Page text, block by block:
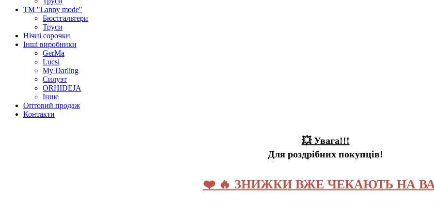
ТМ "Lanny mode"
Бюстгальтери
Труси
Нічні сорочки
Інші виробники
GerMa
Lucsi
My Darling
Силуэт
ORHIDEJA
Інше
Оптовий продаж
Контакти
💥 Увага!!!
Для роздрібних покупців!
❤️ 🔥 ЗНИЖКИ ВЖЕ ЧЕКАЮТЬ НА